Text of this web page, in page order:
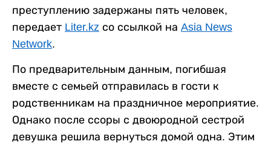
преступлению задержаны пять человек,
передает Liter.kz со ссылкой на Asia News
Network.
По предварительным данным, погибшая
вместе с семьей отправилась в гости к
родственникам на праздничное мероприятие.
Однако после ссоры с двоюродной сестрой
девушка решила вернуться домой одна. Этим